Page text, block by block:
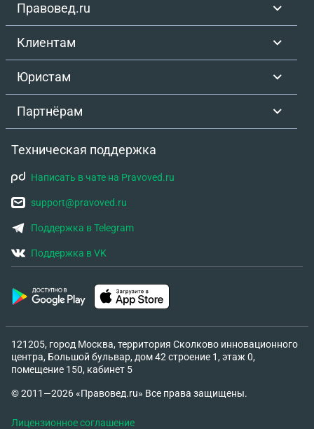
Правовед.ru
Клиентам
Юристам
Партнёрам
Техническая поддержка
Написать в чате на Pravoved.ru
support@pravoved.ru
Поддержка в Telegram
Поддержка в VK
121205, город Москва, территория Сколково инновационного
центра, Большой бульвар, дом 42 строение 1, этаж 0,
помещение 150, кабинет 5
© 2011—2026 «Правовед.ru» Все права защищены.
Лицензионное соглашение